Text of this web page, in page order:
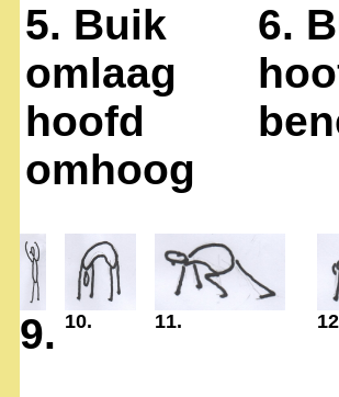
5. Buik
omlaag
hoofd
omhoog
6.
9. 10. 11.